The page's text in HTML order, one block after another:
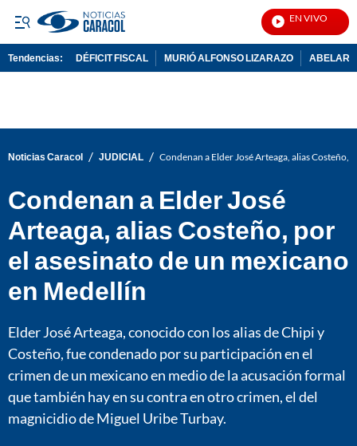
EN VIVO
Tendencias: DÉFICIT FISCAL MURIÓ ALFONSO LIZARAZO
Noticias Caracol / JUDICIAL / Condenan a Elder José Arteaga, alias Costeño,
Condenan a Elder José
Arteaga, alias Costeño, por
el asesinato de un mexicano
en Medellín
Elder José Arteaga, conocido con los alias de Chipi y
Costeño, fue condenado por su participación en el
crimen de un mexicano en medio de la acusación formal
que también hay en su contra en otro crimen, el del
magnicidio de Miguel Uribe Turbay.